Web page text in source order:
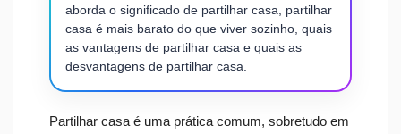
aborda o significado de partilhar casa, partilhar
casa é mais barato do que viver sozinho, quais
as vantagens de partilhar casa e quais as
desvantagens de partilhar casa.
Partilhar casa é uma prática comum, sobretudo em